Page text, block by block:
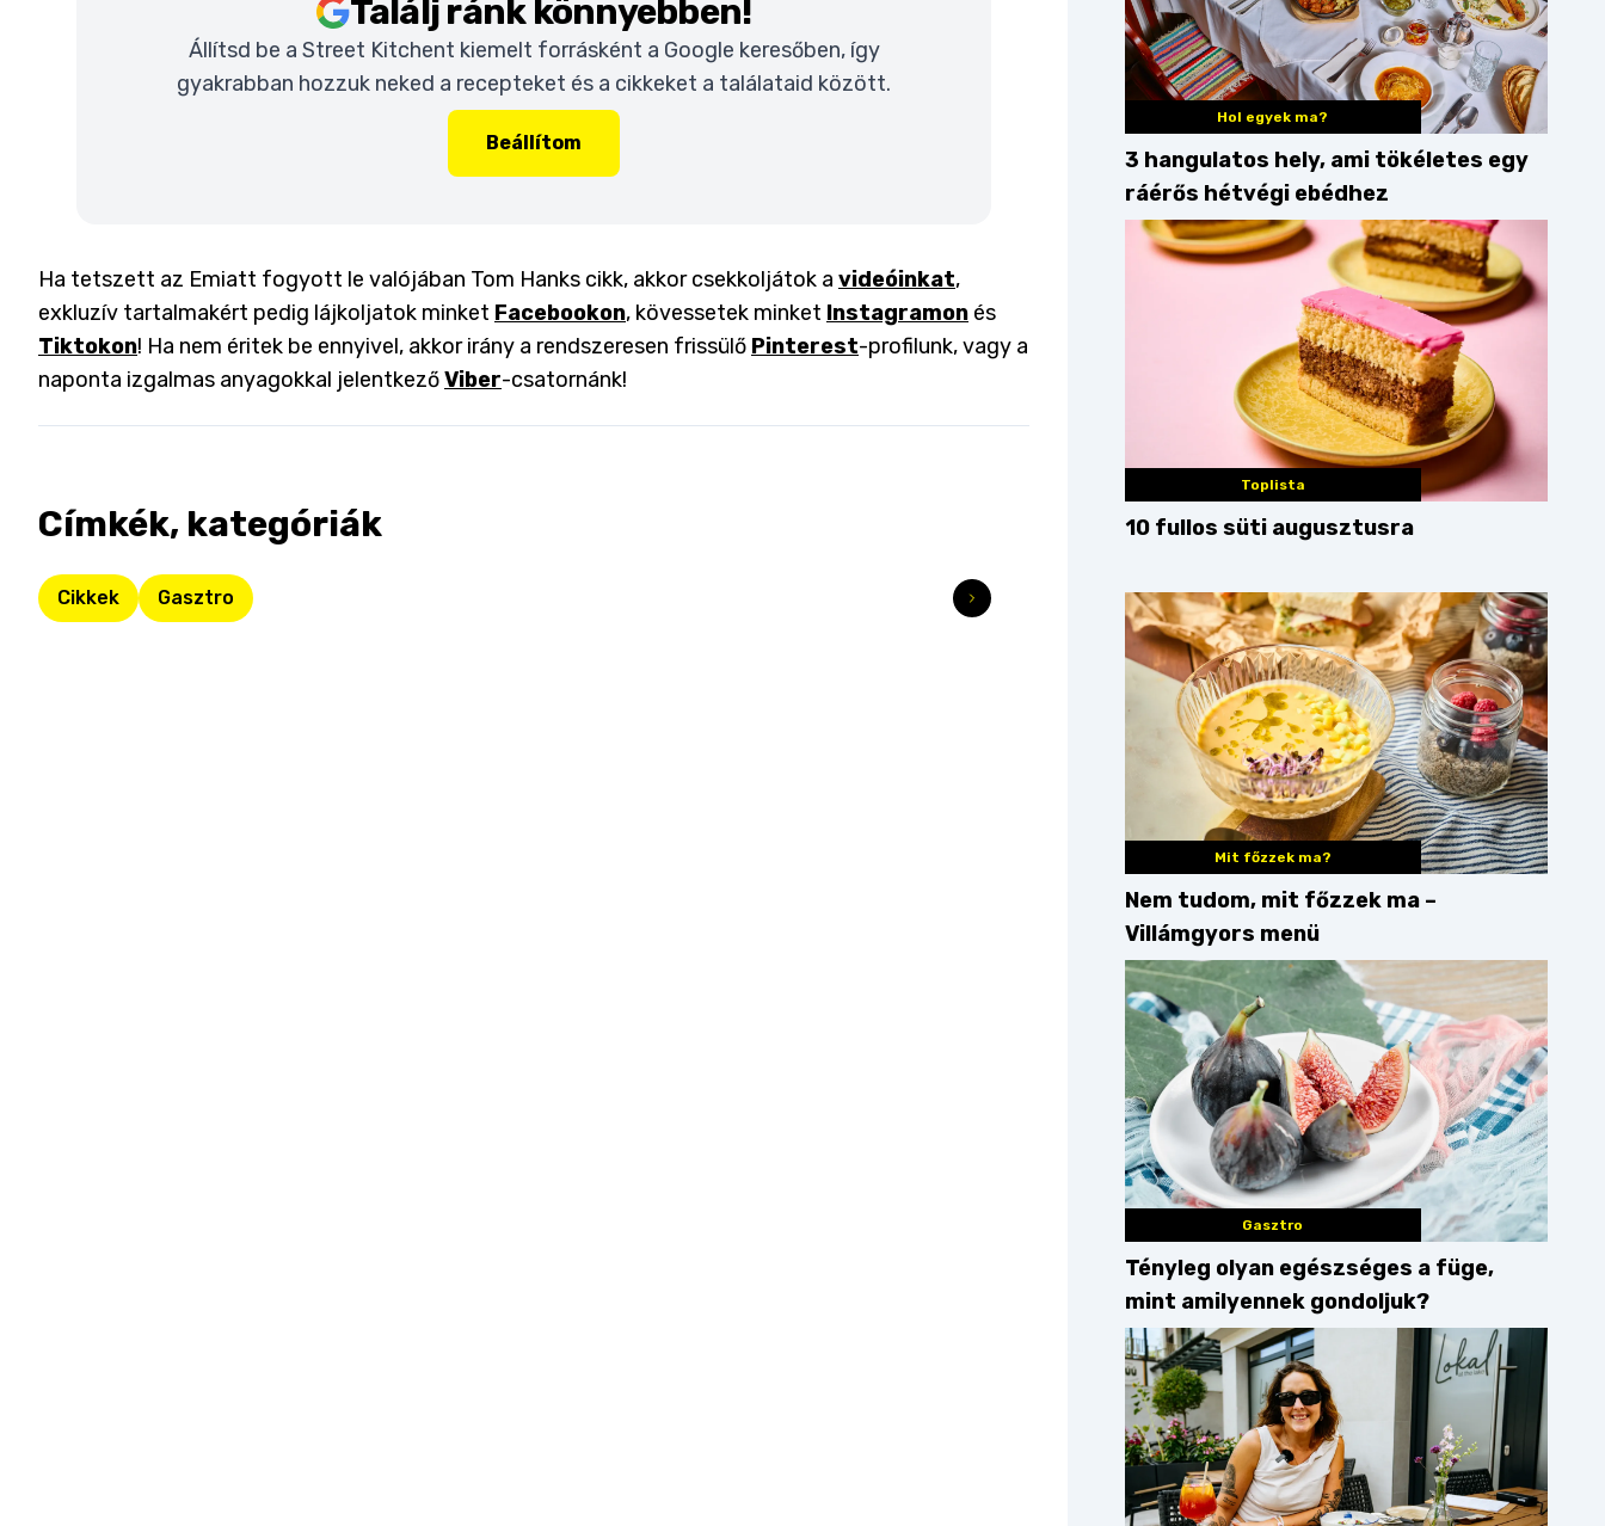
Találj ránk könnyebben!
Állítsd be a Street Kitchent kiemelt forrásként a Google keresőben, így
gyakrabban hozzuk neked a recepteket és a cikkeket a találataid között.
Beállítom
Ha tetszett az Emiatt fogyott le valójában Tom Hanks cikk, akkor csekkoljátok a videóinkat,
exkluzív tartalmakért pedig lájkoljatok minket Facebookon, kövessetek minket Instagramon és
Tiktokon! Ha nem éritek be ennyivel, akkor irány a rendszeresen frissülő Pinterest-profilunk, vagy a
naponta izgalmas anyagokkal jelentkezőViber-csatornánk!
Címkék, kategóriák
Cikkek Gasztro
Hol egyek ma?
3 hangulatos hely, ami tökéletes egy
ráérős hétvégi ebédhez
Toplista
10 fullos süti augusztusra
Mit főzzek ma?
Nem tudom, mit főzzek ma –
Villámgyors menü
Gasztro
Tényleg olyan egészséges a füge,
mint amilyennek gondoljuk?